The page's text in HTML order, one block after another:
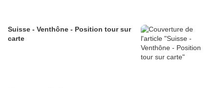
Suisse - Venthône - Position tour sur
carte